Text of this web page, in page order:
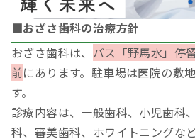
■おざさ歯科の治療方針
おざさ歯科は、 バス「野馬水」停
前にあります。駐車場は医院の敷
す。
診療内容は、一般歯科、小児歯科
科、審美歯科、ホワイトニングな